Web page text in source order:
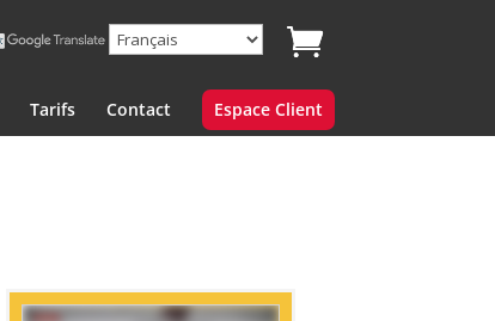
Tarifs Contact Espace Client